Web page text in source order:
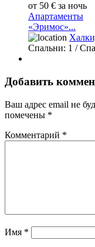
от 50 € за ночь
Апартаменты
«Эримос»...
Спальни: 1 /
Добавить
Ваш адрес email не
помечены *
Комментарий *
Имя *